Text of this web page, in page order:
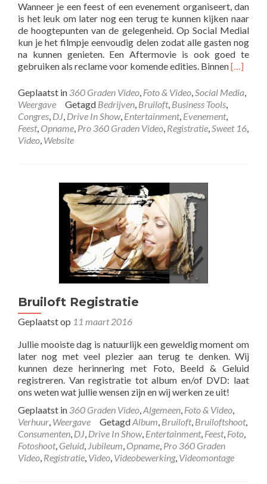
Wanneer je een feest of een evenement organiseert, dan
is het leuk om later nog een terug te kunnen kijken naar
de hoogtepunten van de gelegenheid. Op Social Medial
kun je het filmpje eenvoudig delen zodat alle gasten nog
na kunnen genieten. Een Aftermovie is ook goed te
gebruiken als reclame voor komende edities. BinnenLees
[…]
Geplaatst in 360 Graden Video, Foto & Video,Social Media,
Weergave
Getagd Bedrijven, Bruiloft, Business Tools,
Congres, DJ, Drive In Show, Entertainment, Evenement,
Feest, Opname, Pro 360 Graden Video, Registratie,Sweet 16,
Video, Website
Bruiloft Registratie
Geplaatst op 11 maart 2016
Jullie mooiste dag is natuurlijk een geweldig moment om
later nog met veel plezier aan terug te denken. Wij
kunnen deze herinnering met Foto, Beeld & Geluid
registreren. Van registratie tot album en/of DVD: laat
ons weten wat jullie wensen zijn en wij werken ze uit!
Geplaatst in 360 Graden Video,Algemeen, Foto & Video,
Verhuur, Weergave GetagdAlbum, Bruiloft, Bruiloftshoot,
Consumenten, DJ, Drive In Show, Entertainment, Feest, Foto,
Fotoshoot, Geluid, Jubileum, Opname, Pro 360 Graden
Video, Registratie, Video, Videobewerking, Videomontage